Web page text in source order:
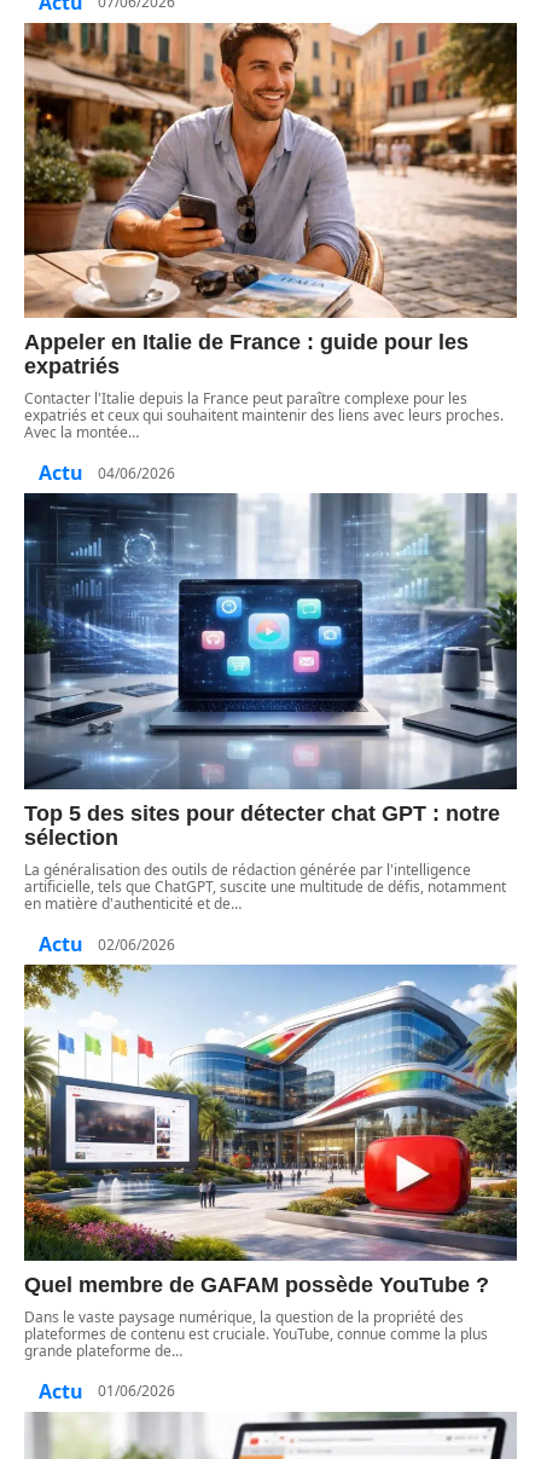
Appeler en Italie de France : guide pour les
expatriés
Contacter l'Italie depuis la France peut paraître complexe pour les
expatriés et ceux qui souhaitent maintenir des liens avec leurs proches.
Avec la montée…
Actu 04/06/2026
Top 5 des sites pour détecter chat GPT : notre
sélection
La généralisation des outils de rédaction générée par l'intelligence
artificielle, tels que ChatGPT, suscite une multitude de défis, notamment
en matière d'authenticité et de…
Actu 02/06/2026
Quel membre de GAFAM possède YouTube ?
Dans le vaste paysage numérique, la question de la propriété des
plateformes de contenu est cruciale. YouTube, connue comme la plus
grande plateforme de…
Actu 01/06/2026